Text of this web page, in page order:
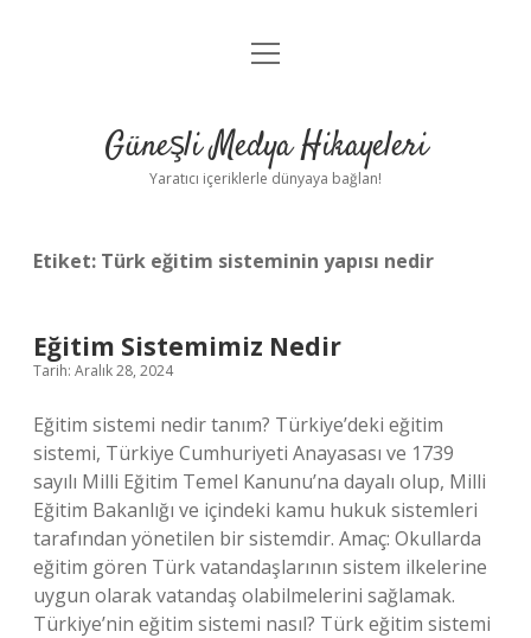
Anasayfa
Yasal Uyarı
menüyü
Güneşli Medya Hikayeleri
Yaratıcı içeriklerle dünyaya bağlan!
Etiket: Türk eğitim sisteminin yapısı nedir
Eğitim Sistemimiz Nedir
Tarih: Aralık 28, 2024
Eğitim sistemi nedir tanım? Türkiye’deki eğitim
sistemi, Türkiye Cumhuriyeti Anayasası ve 1739
sayılı Milli Eğitim Temel Kanunu’na dayalı olup, Milli
Eğitim Bakanlığı ve içindeki kamu hukuk sistemleri
tarafından yönetilen bir sistemdir. Amaç: Okullarda
eğitim gören Türk vatandaşlarının sistem ilkelerine
uygun olarak vatandaş olabilmelerini sağlamak.
Türkiye’nin eğitim sistemi nasıl? Türk eğitim sistemi